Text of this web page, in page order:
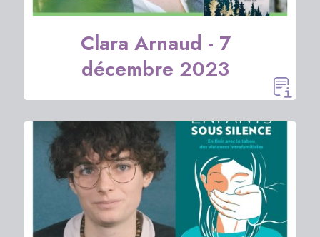
Clara Arnaud - 7
décembre 2023